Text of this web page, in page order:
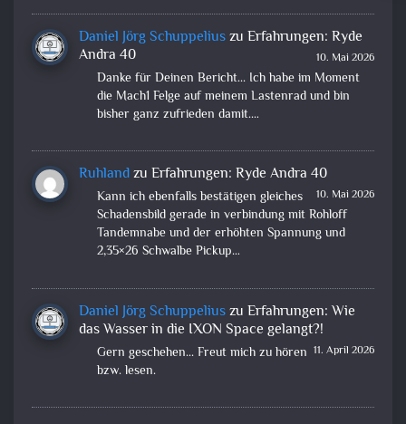
Daniel Jörg Schuppeliuszu Erfahrungen: Ryde
Andra 40
10. Mai 2026
Danke für Deinen Bericht... Ich habe im Moment
die Mach1 Felge auf meinem Lastenrad und bin
bisher ganz zufrieden damit.…
Ruhlandzu Erfahrungen: Ryde Andra 40
10. Mai 2026
Kann ich ebenfalls bestätigen gleiches
Schadensbild gerade in verbindung mit Rohloff
Tandemnabe und der erhöhten Spannung und
2,35×26 Schwalbe Pickup…
Daniel Jörg Schuppeliuszu Erfahrungen: Wie
das Wasser in die IXON Space gelangt?!
11. April 2026
Gern geschehen... Freut mich zu hören
bzw. lesen.